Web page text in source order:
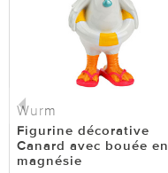
Wurm
Figurine décorative
Canard avec bouée en
magnésie